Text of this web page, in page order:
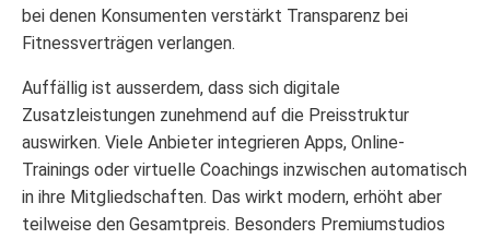
bei denen Konsumenten verstärkt Transparenz bei
Fitnessverträgen verlangen.
Auffällig ist ausserdem, dass sich digitale
Zusatzleistungen zunehmend auf die Preisstruktur
auswirken. Viele Anbieter integrieren Apps, Online-
Trainings oder virtuelle Coachings inzwischen automatisch
in ihre Mitgliedschaften. Das wirkt modern, erhöht aber
teilweise den Gesamtpreis. Besonders Premiumstudios